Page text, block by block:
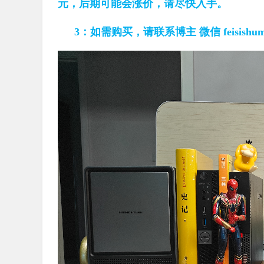
元，后期可能会涨价，请尽快入手。
3：如需购买，请联系博主 微信